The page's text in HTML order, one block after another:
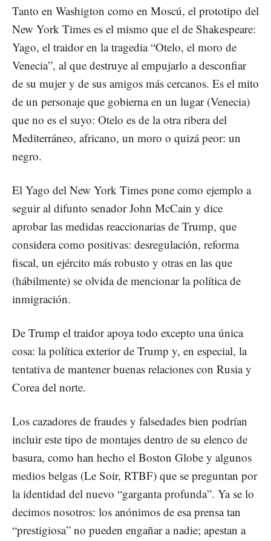
Tanto en Washigton como en Moscú, el prototipo del
New York Times es el mismo que el de Shakespeare:
Yago, el traidor en la tragedia “Otelo, el moro de
Venecia”, al que destruye al empujarlo a desconfiar
de su mujer y de sus amigos más cercanos. Es el mito
de un personaje que gobierna en un lugar (Venecia)
que no es el suyo: Otelo es de la otra ribera del
Mediterráneo, africano, un moro o quizá peor: un
negro.
El Yago del New York Times pone como ejemplo a
seguir al difunto senador John McCain y dice
aprobar las medidas reaccionarias de Trump, que
considera como positivas: desregulación, reforma
fiscal, un ejército más robusto y otras en las que
(hábilmente) se olvida de mencionar la política de
inmigración.
De Trump el traidor apoya todo excepto una única
cosa: la política exterior de Trump y, en especial, la
tentativa de mantener buenas relaciones con Rusia y
Corea del norte.
Los cazadores de fraudes y falsedades bien podrían
incluir este tipo de montajes dentro de su elenco de
basura, como han hecho el Boston Globe y algunos
medios belgas (Le Soir, RTBF) que se preguntan por
la identidad del nuevo “garganta profunda”. Ya se lo
decimos nosotros: los anónimos de esa prensa tan
“prestigiosa” no pueden engañar a nadie; apestan a